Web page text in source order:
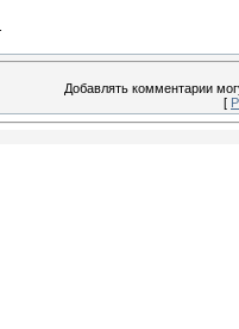
Добавлять комментарии
[